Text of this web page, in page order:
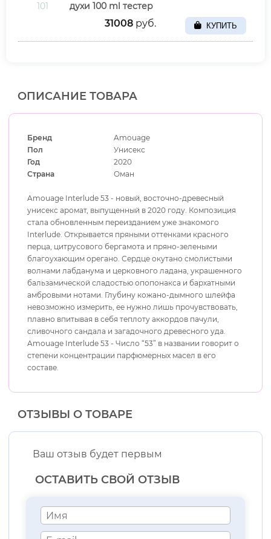
101 духи 100 ml тестер
31008 руб.
ОПИСАНИЕ ТОВАРА
Бренд
Amouage
Пол
Унисекс
Год
2020
Страна
Оман
Amouage Interlude 53 - новый, восточно-древесный
унисекс аромат, выпущенный в 2020 году. Композиция
стала обновленным переизданием уже знакомого
Interlude. Открывается пряными оттенками красного
перца, цитрусового бергамота и пряно-зелеными
благоухающим орегано. Сердце окутано смолистыми
волнами лабданума и церковного ладана, украшенного
бальзамической сладостью опопонакса и бархатными
амбровыми нотами. Глубину кожано-дымного шлейфа
невозможно измерить, ее нужно лишь прочувствовать,
плавно впитывая в себя теплоту аккордов пачули,
сливочного сандала и загадочного древесного уда.
Amouage Interlude 53 - Число “53” в названии говорит о
степени концентрации парфюмерных масел в его
составе.
ОТЗЫВЫ О ТОВАРЕ
Ваш отзыв будет первым
ОСТАВИТЬ СВОЙ ОТЗЫВ